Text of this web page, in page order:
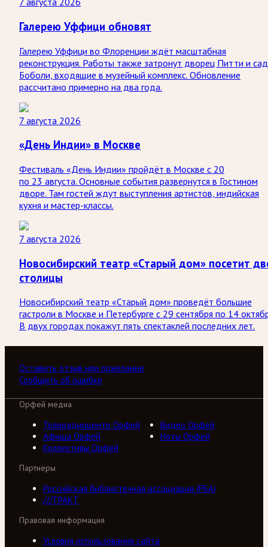
Галерею Уффици обновят
Галерею Уффици во Флоренции ждёт масштабная
реконструкция. Работы также затронут дворец Питти и
Боболи, входящие в музейный комплекс. Обновление
рассчитано примерно на два года.
7 августа 2026
«День Индии» в Москве
Фестиваль «День Индии» пройдёт в Москве с 20
по 23 августа. Основные события развернутся в Гостином
дворе. Там гостей ждут выступления артистов, индийская
кухня и мастер-классы.
7 августа 2026
Новосибирский театр «Старый дом» посетит
столицы
Новосибирский театр «Старый дом» проведёт большие
гастроли в Москве и Петербурге с 29 сентября по 14
В двух городах покажут пять спектаклей последних лет.
Оставить отзыв или пожелание
Сообщить об ошибке
Орфей медиа
Телерадиоцентр Орфей
Видео Орфей
Афиша Орфей
Ноты Орфей
Коллективы Орфей
Партнеры
Российская библиотечная ассоциация (РБА)
///ТРАКТ
Правовая информация
Условия использования сайта